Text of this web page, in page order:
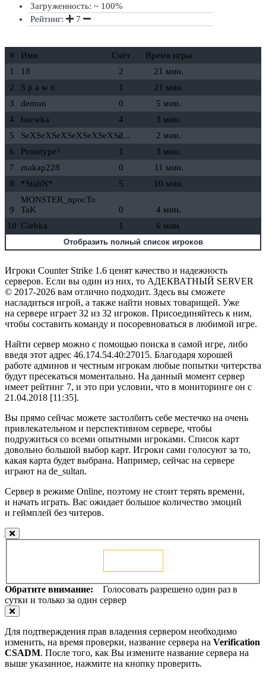
Загруженность: ~ 100%
Рейтинг:
7
# Имя Счёт
Время игры
1
18 2
21 мин.
2
S p a w n 1
21 мин.
3
demon 0
5 мин.
4
haewka 4
3 мин.
5
SeXSeXSeXSeXSeXSeXSe...
2
2 мин.
6
Prototype^ 1
3 мин.
7
makap228 0
11 мин.
8
*StaliN* 5 10 мин.
9
MONSTER_npocTo
TaK
0
4 мин.
10 Glebka 1 6 мин.
Отобразить полный список игроков
Игроки Counter Strike 1.6 ценят качество и надежность
серверов. Если вы один из них, то АДЕКВАТНЫЙ SERVER
© 2017-2026 вам отлично подходит. Здесь вы сможете
насладиться игрой, а также найти новых товарищей. Уже
на сервере играет 32 из 32 игроков. Присоединяйтесь к ним,
чтобы составить команду и посоревноваться в любимой игре.
Найти сервер можно с помощью поиска в самой игре, либо
введя этот адрес 46.174.54.40:27015. Благодаря хорошей
работе админов и честным игрокам любые попытки читерства
будут пресекаться моментально. На данный момент сервер
имеет рейтинг 7, и это при условии, что в мониторинге он с
21.04.2018 [11:35].
Вы прямо сейчас можете застолбить себе местечко на очень
привлекательном и перспективном сервере, чтобы
подружиться со всеми опытными игроками. Список карт
довольно большой выбор карт. Игроки сами голосуют за то,
какая карта будет выбрана. Например, сейчас на сервере
играют на de_sultan.
Сервер в режиме Online, поэтому не стоит терять времени,
и начать играть. Вас ожидает большое количество эмоций
и геймплей без читеров.
Обратите внимание: Голосовать разрешено один раз в
сутки и только за один сервер
Для подтверждения прав владения сервером необходимо
изменить, на время проверки, название сервера на Verification
CSADM. После того, как Вы измените название сервера на
выше указанное, нажмите на кнопку проверить.